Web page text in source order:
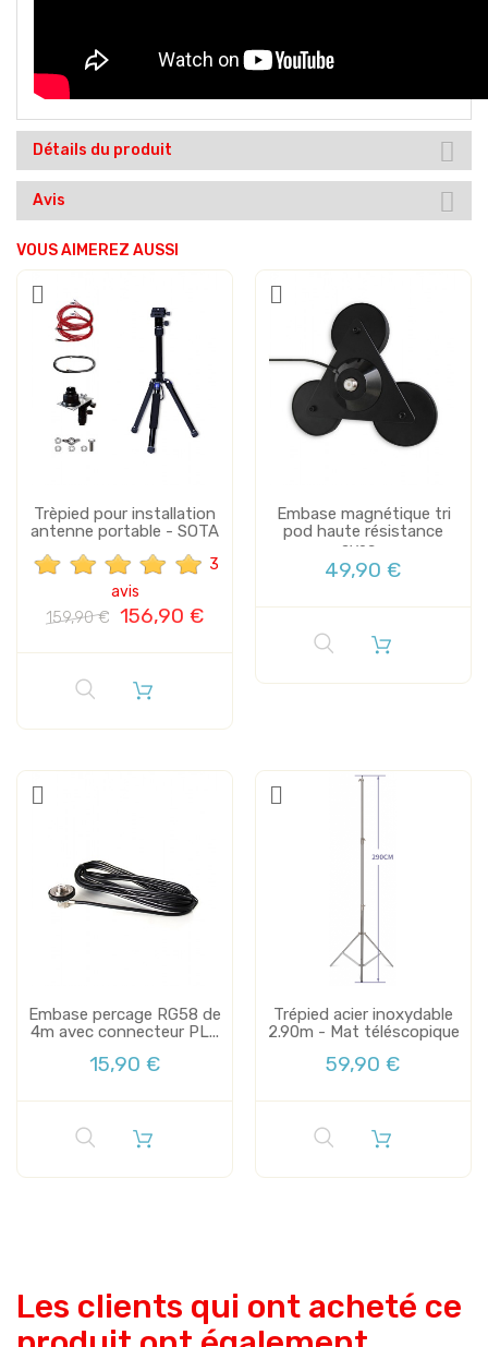
Détails du produit
Avis
VOUS AIMEREZ AUSSI
Trèpied pour installation
antenne portable - SOTA
3
avis
159,90 € 156,90 €
Embase magnétique tri
pod haute résistance
avec...
49,90 €
Embase percage RG58 de
4m avec connecteur PL...
15,90 €
Trépied acier inoxydable
2.90m - Mat téléscopique
59,90 €
Les clients qui ont acheté ce